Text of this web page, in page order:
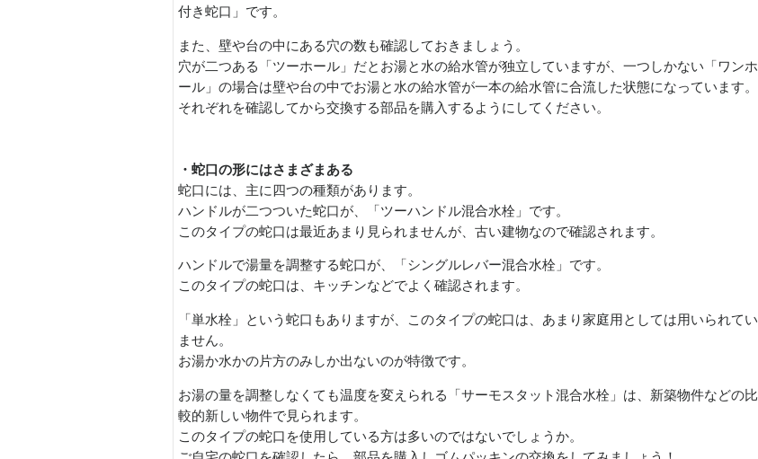
付き蛇口」です。
また、壁や台の中にある穴の数も確認しておきましょう。
穴が二つある「ツーホール」だとお湯と水の給水管が独立していますが、一つしかない「ワンホ
ール」の場合は壁や台の中でお湯と水の給水管が一本の給水管に合流した状態になっています。
それぞれを確認してから交換する部品を購入するようにしてください。
・蛇口の形にはさまざまある
蛇口には、主に四つの種類があります。
ハンドルが二つついた蛇口が、「ツーハンドル混合水栓」です。
このタイプの蛇口は最近あまり見られませんが、古い建物なので確認されます。
ハンドルで湯量を調整する蛇口が、「シングルレバー混合水栓」です。
このタイプの蛇口は、キッチンなどでよく確認されます。
「単水栓」という蛇口もありますが、このタイプの蛇口は、あまり家庭用としては用いられてい
ません。
お湯か水かの片方のみしか出ないのが特徴です。
お湯の量を調整しなくても温度を変えられる「サーモスタット混合水栓」は、新築物件などの比
較的新しい物件で見られます。
このタイプの蛇口を使用している方は多いのではないでしょうか。